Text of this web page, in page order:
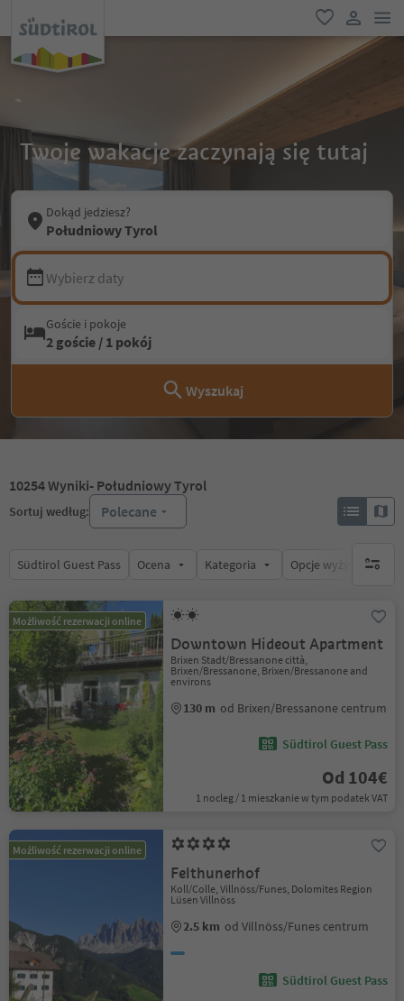
ulubione
link
Twoje wakacje zaczynają się tutaj
Dokąd jedziesz?
Południowy Tyrol
Wybierz daty
Goście i pokoje
2 goście / 1 pokój
Wyszukaj
10254Wyniki- Południowy Tyrol
Sortuj według: Polecane
Südtirol Guest Pass Ocena Kategoria Opcje wyżywieniabrak
Możliwość rezerwacji online
Downtown Hideout Apartment
Brixen Stadt/Bressanone città,
Brixen/Bressanone, Brixen/Bressanone and
environs
130 m od Brixen/Bressanone centrum
Südtirol Guest Pass
Od 104€
1 nocleg / 1 mieszkanie w tym podatek VAT
Możliwość rezerwacji online
Felthunerhof
Koll/Colle, Villnöss/Funes, Dolomites Region
Lüsen Villnöss
2.5 km od Villnöss/Funes centrum
Südtirol Guest Pass